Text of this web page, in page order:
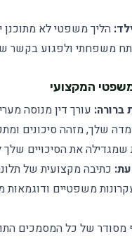
הליך משפטי לא מתוכנן
משפחתי ולפגוע בקשר
המקצועי
עורך דין מנוסה
שלך, מזהה סיכונים
את הסיכויים
כתיבה מקצועית של
משפטיים
מסודר של כל המסמכים